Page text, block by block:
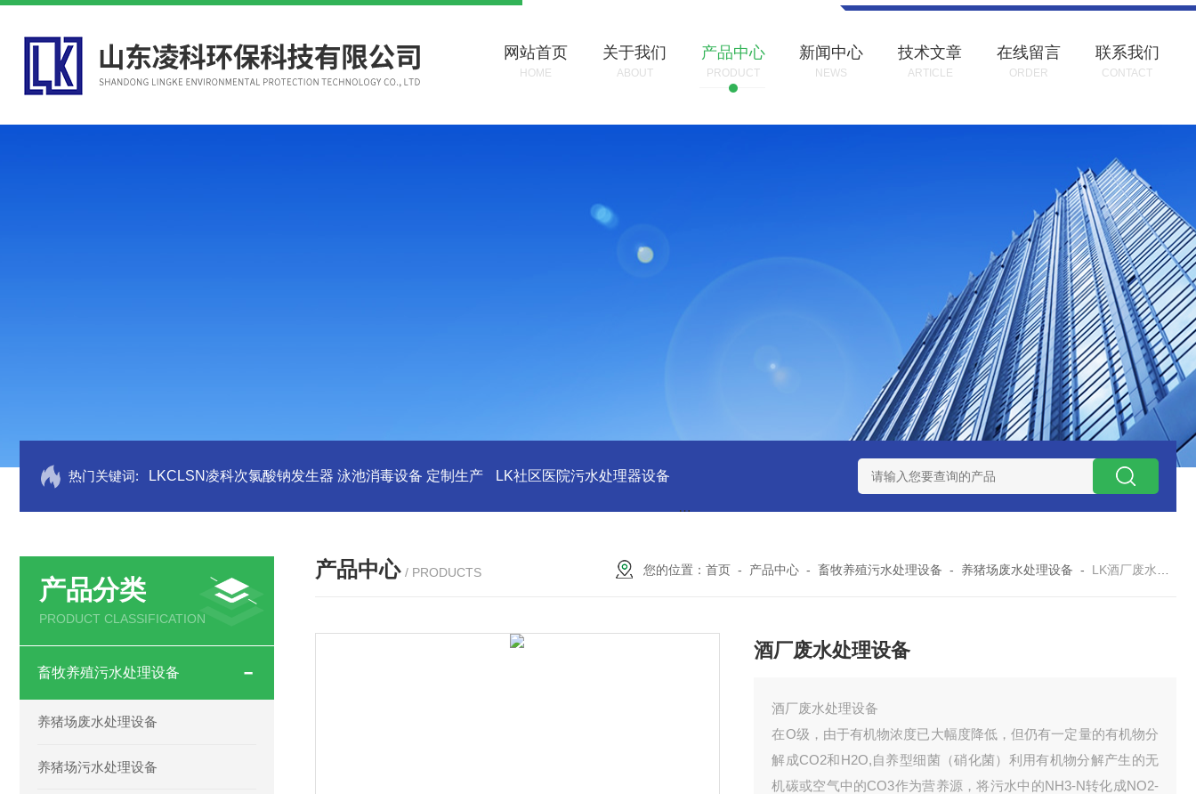
网站首页
HOME
关于我们
ABOUT
产品中心
PRODUCT
新闻中心
NEWS
技术文章
ARTICLE
在线留言
ORDER
联系我们
CONTACT
热门关键词: LKCLSN凌科次氯酸钠发生器 泳池消毒设备 定制生产 LK社区医院污水处理器设备 LK康复医院废水处理器设备 LK康复医院污水处理
产品分类
PRODUCT CLASSIFICATION
畜牧养殖污水处理设备
养猪场废水处理设备
养猪场污水处理设备
产品中心 / PRODUCTS 您的位置：首页 - 产品中心 -畜牧养殖污水处理设备 - 养猪场废水处理设备 - LK酒厂废水处理设备
酒厂废水处理设备
酒厂废水处理设备
在O级，由于有机物浓度已大幅度降低，但仍有一定量的有机物分
解成CO2和H2O,自养型细菌（硝化菌）利用有机物分解产生的无
机碳或空气中的CO3作为营养源，将污水中的NH3-N转化成NO2-